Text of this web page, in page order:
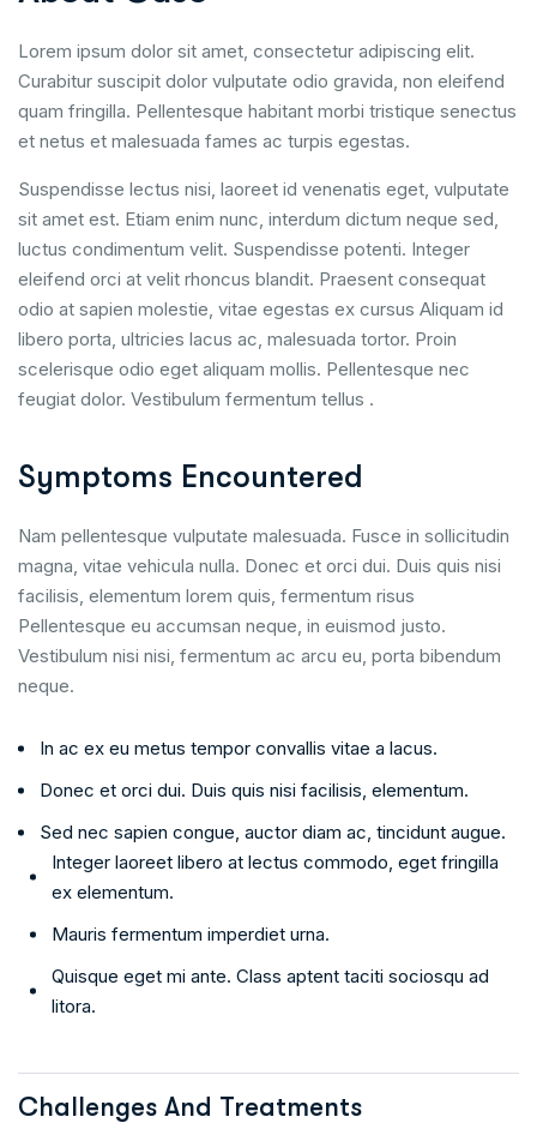
Lorem ipsum dolor sit amet, consectetur adipiscing elit.
Curabitur suscipit dolor vulputate odio gravida, non eleifend
quam fringilla. Pellentesque habitant morbi tristique senectus
et netus et malesuada fames ac turpis egestas.
Suspendisse lectus nisi, laoreet id venenatis eget, vulputate
sit amet est. Etiam enim nunc, interdum dictum neque sed,
luctus condimentum velit. Suspendisse potenti. Integer
eleifend orci at velit rhoncus blandit. Praesent consequat
odio at sapien molestie, vitae egestas ex cursus Aliquam id
libero porta, ultricies lacus ac, malesuada tortor. Proin
scelerisque odio eget aliquam mollis. Pellentesque nec
feugiat dolor. Vestibulum fermentum tellus .
Symptoms Encountered
Nam pellentesque vulputate malesuada. Fusce in sollicitudin
magna, vitae vehicula nulla. Donec et orci dui. Duis quis nisi
facilisis, elementum lorem quis, fermentum risus
Pellentesque eu accumsan neque, in euismod justo.
Vestibulum nisi nisi, fermentum ac arcu eu, porta bibendum
neque.
In ac ex eu metus tempor convallis vitae a lacus.
Donec et orci dui. Duis quis nisi facilisis, elementum.
Sed nec sapien congue, auctor diam ac, tincidunt augue.
Integer laoreet libero at lectus commodo, eget fringilla
ex elementum.
Mauris fermentum imperdiet urna.
Quisque eget mi ante. Class aptent taciti sociosqu ad
litora.
Challenges And Treatments